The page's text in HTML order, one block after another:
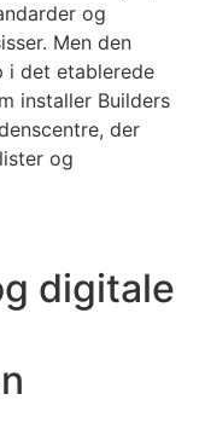
og
Men den
i det etablerede
installer Builders
der
og
digitale